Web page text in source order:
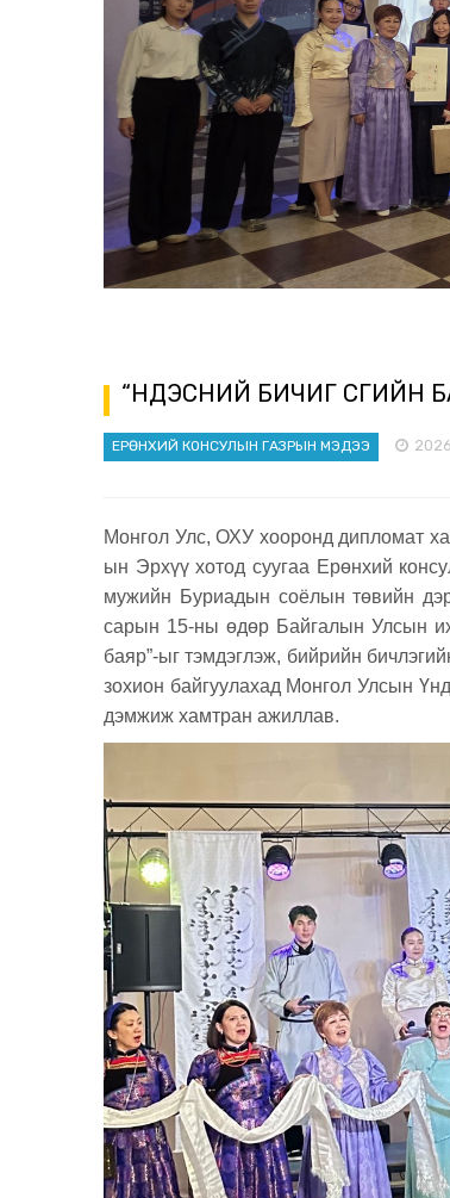
“ҮНДЭСНИЙ БИЧИГ ҮСГИЙН
ЕРӨНХИЙ КОНСУЛЫН ГАЗРЫН МЭДЭЭ
Монгол Улс, ОХУ хооронд дипломат
ын Эрхүү хотод суугаа Ерөнхий
мужийн Буриадын соёлын төвийн
сарын 15-ны өдөр Байгалын Улсын их
баяр”-ыг тэмдэглэж, бийрийн
зохион байгуулахад Монгол Улсын
дэмжиж хамтран ажиллав.